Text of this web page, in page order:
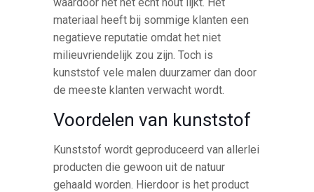
materiaal heeft bij sommige klanten een
negatieve reputatie omdat het niet
milieuvriendelijk zou zijn. Toch is
kunststof vele malen duurzamer dan door
de meeste klanten verwacht wordt.
Voordelen van kunststof
Kunststof wordt geproduceerd van allerlei
producten die gewoon uit de natuur
gehaald worden. Hierdoor is het product